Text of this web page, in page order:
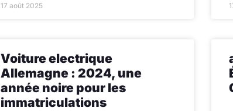
17 août 2025
Voiture electrique
Allemagne : 2024, une
année noire pour les
immatriculations